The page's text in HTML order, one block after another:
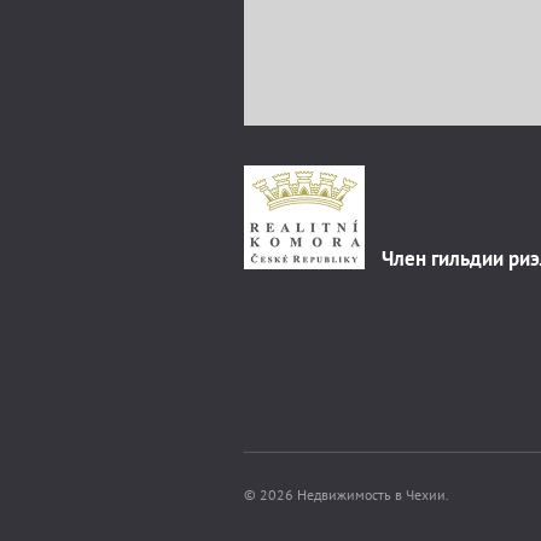
Член гильдии
© 2026 Недвижимость в Чехии.